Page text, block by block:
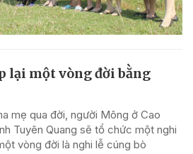
lại một vòng đời bằng
mẹ qua đời, người Mông ở Cao
Tuyên Quang sẽ tổ chức một nghi
vòng đời là nghi lễ cúng bò